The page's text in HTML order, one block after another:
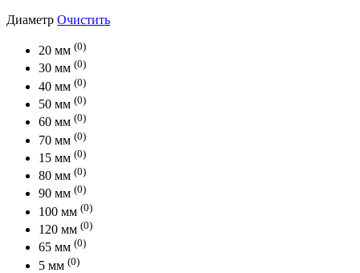
Диаметр Очистить
20 мм (0)
30 мм (0)
40 мм (0)
50 мм (0)
60 мм (0)
70 мм (0)
15 мм (0)
80 мм (0)
90 мм (0)
100 мм (0)
120 мм (0)
65 мм (0)
5 мм (0)